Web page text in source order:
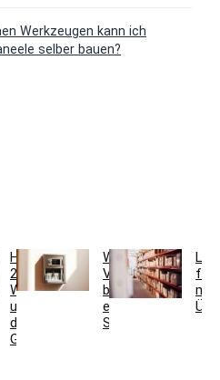
Werkzeugen kann ich
selber bauen?
Hausmeisterservice
2.0:
Werkzeugkoffer
und
digitales
Gebäudemanagement
Welche
Vorteile
bietet
ein
Schlüsseltresor?
für